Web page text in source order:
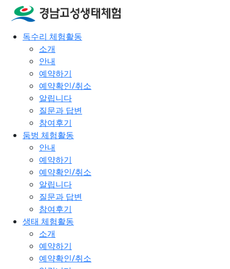
독수리 체험활동
소개
안내
예약하기
예약확인/취소
알립니다
질문과 답변
참여후기
둠벙 체험활동
안내
예약하기
예약확인/취소
알립니다
질문과 답변
참여후기
생태 체험활동
소개
예약하기
예약확인/취소